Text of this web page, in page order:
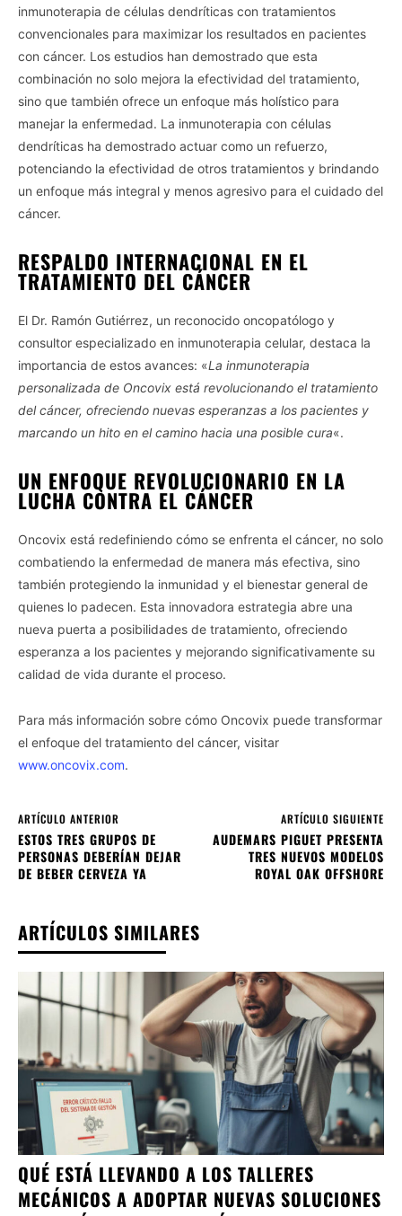
inmunoterapia de células dendríticas con tratamientos
convencionales para maximizar los resultados en pacientes
con cáncer. Los estudios han demostrado que esta
combinación no solo mejora la efectividad del tratamiento,
sino que también ofrece un enfoque más holístico para
manejar la enfermedad. La inmunoterapia con células
dendríticas ha demostrado actuar como un refuerzo,
potenciando la efectividad de otros tratamientos y brindando
un enfoque más integral y menos agresivo para el cuidado del
cáncer.
RESPALDO INTERNACIONAL EN EL
TRATAMIENTO DEL CÁNCER
El Dr. Ramón Gutiérrez, un reconocido oncopatólogo y
consultor especializado en inmunoterapia celular, destaca la
importancia de estos avances: «La inmunoterapia
personalizada de Oncovix está revolucionando el tratamiento
del cáncer, ofreciendo nuevas esperanzas a los pacientes y
marcando un hito en el camino hacia una posible cura«.
UN ENFOQUE REVOLUCIONARIO EN LA
LUCHA CONTRA EL CÁNCER
Oncovix está redefiniendo cómo se enfrenta el cáncer, no solo
combatiendo la enfermedad de manera más efectiva, sino
también protegiendo la inmunidad y el bienestar general de
quienes lo padecen. Esta innovadora estrategia abre una
nueva puerta a posibilidades de tratamiento, ofreciendo
esperanza a los pacientes y mejorando significativamente su
calidad de vida durante el proceso.
Para más información sobre cómo Oncovix puede transformar
el enfoque del tratamiento del cáncer, visitar
www.oncovix.com.
ARTÍCULO ANTERIOR
ESTOS TRES GRUPOS DE
PERSONAS DEBERÍAN DEJAR
DE BEBER CERVEZA YA
ARTÍCULO SIGUIENTE
AUDEMARS PIGUET PRESENTA
TRES NUEVOS MODELOS
ROYAL OAK OFFSHORE
ARTÍCULOS SIMILARES
QUÉ ESTÁ LLEVANDO A LOS TALLERES
MECÁNICOS A ADOPTAR NUEVAS SOLUCIONES